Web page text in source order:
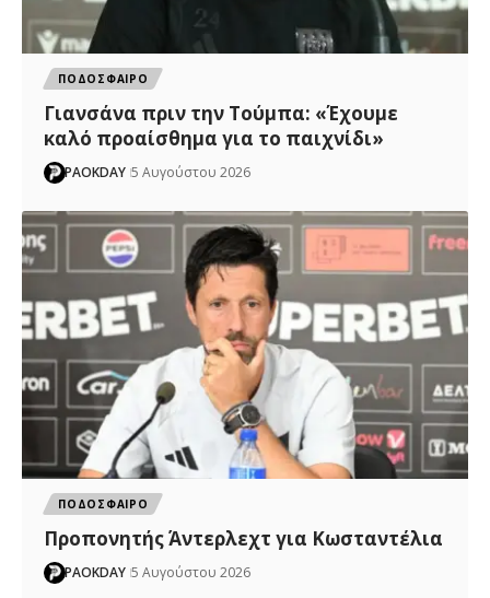
ΠΟΔΟΣΦΑΙΡΟ
Γιανσάνα πριν την Τούμπα: «Έχουμε
καλό προαίσθημα για το παιχνίδι»
PAOKDAY 5 Αυγούστου 2026
ΠΟΔΟΣΦΑΙΡΟ
Προπονητής Άντερλεχτ για Κωσταντέλια
PAOKDAY 5 Αυγούστου 2026